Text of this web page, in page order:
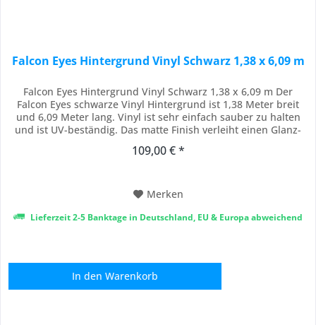
Falcon Eyes Hintergrund Vinyl Schwarz 1,38 x 6,09 m
Falcon Eyes Hintergrund Vinyl Schwarz 1,38 x 6,09 m Der
Falcon Eyes schwarze Vinyl Hintergrund ist 1,38 Meter breit
und 6,09 Meter lang. Vinyl ist sehr einfach sauber zu halten
und ist UV-beständig. Das matte Finish verleiht einen Glanz-
Rolle mit einem festen Aluminium Kern, hängt gerade und
109,00 € *
Merken
Lieferzeit 2-5 Banktage in Deutschland, EU & Europa abweichend
In den Warenkorb